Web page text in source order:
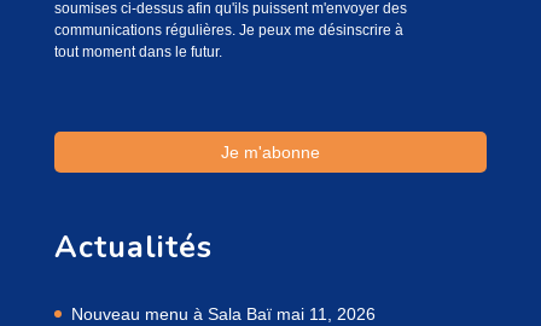
soumises ci-dessus afin qu'ils puissent m'envoyer des
communications régulières. Je peux me désinscrire à
tout moment dans le futur.
Actualités
Nouveau menu à Sala Baï mai 11, 2026